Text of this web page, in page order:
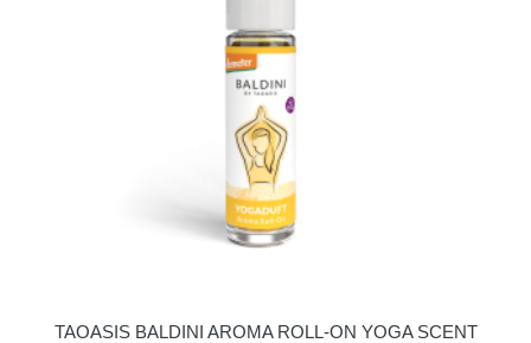
TAOASIS BALDINI AROMA ROLL-ON YOGA SCENT